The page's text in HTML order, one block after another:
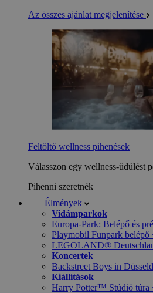
Az összes ajánlat megjelenítése
Feltöltő wellness pihenések
Válasszon egy wellness-üdülést
Pihenni szeretnék
Élmények
Vidámparkok
Europa-Park: Belépő és
Playmobil Funpark belépő
LEGOLAND®
Koncertek
Backstreet Boys in
Kiállítások
Harry Potter™ Stúdió túra